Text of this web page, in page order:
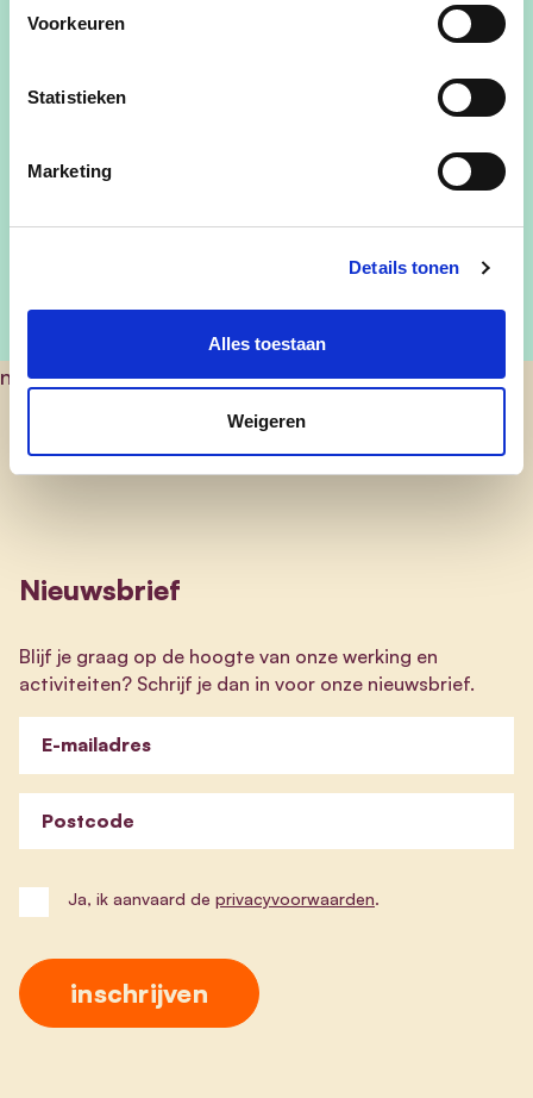
Voorkeuren
Statistieken
Marketing
Details tonen
Alles toestaan
Weigeren
Hoeveel personen naast jezelf neem je nog mee?
nick.doms@boortmeerbeek.be
cd&v Boortmeerbeek
Nieuwsbrief
Blijf je graag op de hoogte van onze werking en
activiteiten? Schrijf je dan in voor onze nieuwsbrief.
E-mailadres
Postcode
Ja, ik aanvaard de privacyvoorwaarden.